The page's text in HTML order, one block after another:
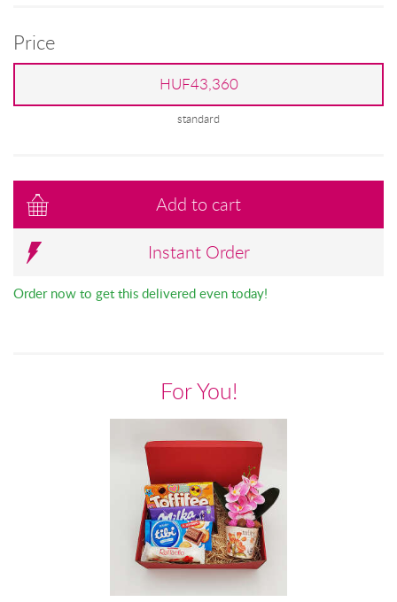
Price
HUF43,360
standard
Add to cart
Instant Order
Order now to get this delivered even today!
For You!